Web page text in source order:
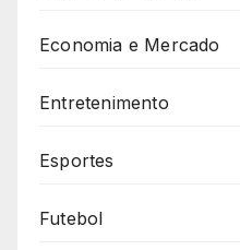
Economia e Mercado
Entretenimento
Esportes
Futebol